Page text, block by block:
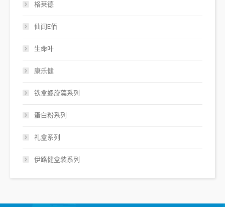
格莱德
仙闻E佰
生命叶
康乐健
铁盒螺旋藻系列
蛋白粉系列
礼盒系列
伊路健盒装系列